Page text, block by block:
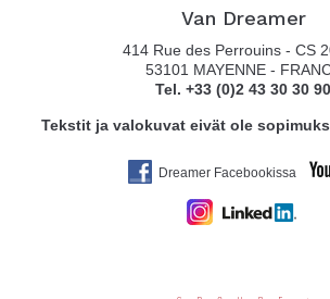
Van Dreamer
414 Rue des Perrouins - CS
53101 MAYENNE -
Tel. +33 (0)2 43 30 30 90
Tekstit ja valokuvat eivät ole
Dreamer Facebookissa